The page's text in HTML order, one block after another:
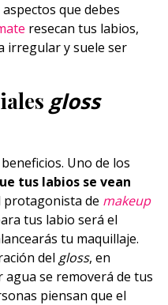
que debes
resecan tus labios,
irregular y suele ser
gloss
Uno de los
tus labios se vean
protagonista de makeup
tus labio será el
tu maquillaje.
del gloss, en
se removerá de tus
piensan que el